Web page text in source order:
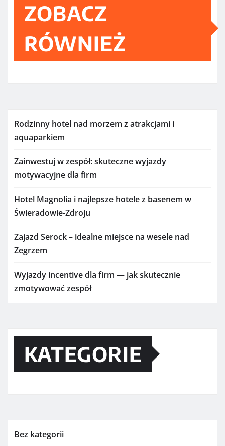
ZOBACZ
RÓWNIEŻ
Rodzinny hotel nad morzem z atrakcjami i
aquaparkiem
Zainwestuj w zespół: skuteczne wyjazdy
motywacyjne dla firm
Hotel Magnolia i najlepsze hotele z basenem w
Świeradowie-Zdroju
Zajazd Serock – idealne miejsce na wesele nad
Zegrzem
Wyjazdy incentive dla firm — jak skutecznie
zmotywować zespół
KATEGORIE
Bez kategorii